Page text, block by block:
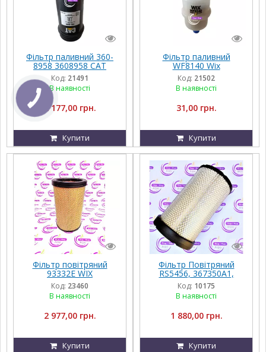
Фільтр паливний 360-
8958 3608958 CAT
Код: 21491
В наявності
2 177,00 грн.
Купити
Фільтр паливний
WF8140 Wix
Код: 21502
В наявності
31,00 грн.
Купити
Фільтр повітряний
93332E WIX
Код: 23460
В наявності
2 977,00 грн.
Купити
Фільтр Повітряний
RS5456, 367350A1,
87409407, 84476647,
367350A1, 87409407,
AF25711 Baldwin
Код: 10175
В наявності
1 880,00 грн.
Купити